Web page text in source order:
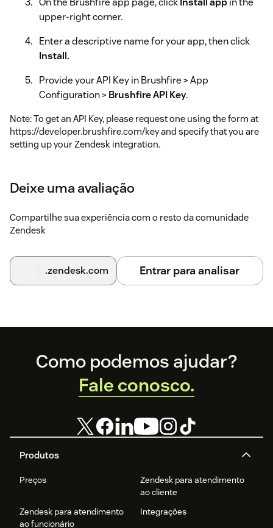
upper-right corner.
Enter a descriptive name for your app, then click
Install.
Provide your API Key in Brushfire > App
Configuration > Brushfire API Key.
Note: To get an API Key, please request one using the form at
https://developer.brushfire.com/key and specify that you are
setting up your Zendesk integration.
Deixe uma avaliação
Compartilhe sua experiência com o resto da comunidade
Zendesk
.zendesk.com Entrar para analisar
Footer
Produtos
Preços
Zendesk para atendimento
ao cliente
Zendesk para atendimento
ao funcionário
Integrações
Como podemos ajudar?
Fale conosco.